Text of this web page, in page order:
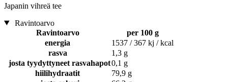
Japanin vihreä tee
Ravintoarvo
Ravintoarvo
per 100 g
energia
1537 / 367 kj / kcal
rasva
1,3 g
josta tyydyttyneet rasvahapot0,1 g
hiilihydraatit
79,9 g